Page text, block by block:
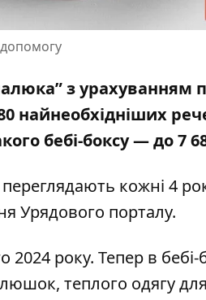
з урахуванням
найнеобхідніших
бебі-боксу — до 7
кожні 4
Урядового порталу.
2024 року. Тепер в
теплого одягу